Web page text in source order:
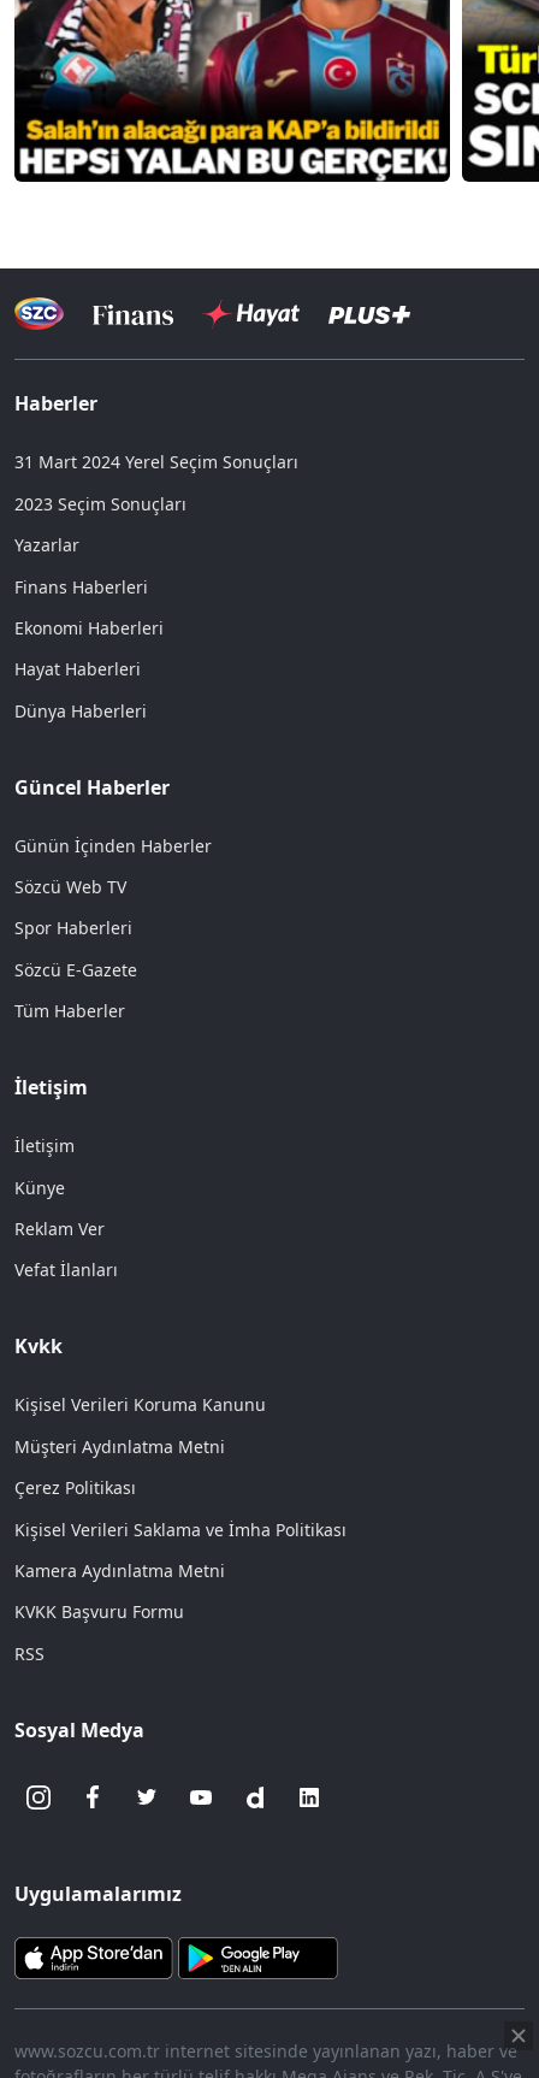
Haberler
31 Mart 2024 Yerel Seçim Sonuçları
2023 Seçim Sonuçları
Yazarlar
Finans Haberleri
Ekonomi Haberleri
Hayat Haberleri
Dünya Haberleri
Güncel Haberler
Günün İçinden Haberler
Sözcü Web TV
Spor Haberleri
Sözcü E-Gazete
Tüm Haberler
İletişim
İletişim
Künye
Reklam Ver
Vefat İlanları
Kvkk
Kişisel Verileri Koruma Kanunu
Müşteri Aydınlatma Metni
Çerez Politikası
Kişisel Verileri Saklama ve İmha Politikası
Kamera Aydınlatma Metni
KVKK Başvuru Formu
RSS
Sosyal Medya
Uygulamalarımız
www.sozcu.com.tr internet sitesinde yayınlanan yazı, haber ve